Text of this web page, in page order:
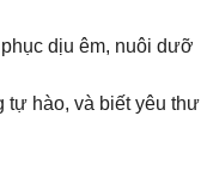
dịu êm, nuôi dưỡ
tự hào, và biết yêu thư